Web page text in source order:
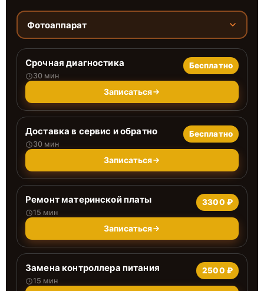
Фотоаппарат
Срочная диагностика
30 мин
Бесплатно
Записаться
Доставка в сервис и обратно
30 мин
Бесплатно
Записаться
Ремонт материнской платы
15 мин
3300 ₽
Записаться
Замена контроллера питания
15 мин
2500 ₽